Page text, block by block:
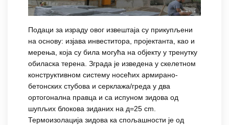
Подаци за израду овог извештаја су прикупљени
на основу: изјава инвеститора, пројектанта, као и
мерења, која су била могућа на објекту у тренутку
обиласка терена. Зграда је изведена у скелетном
конструктивном систему носећих армирано-
бетонских стубова и серклажа/греда у два
ортогонална правца и са испуном зидова од
шупљих блокова зиданих на д=25 cm.
Термоизолација зидова ка спољашности је од